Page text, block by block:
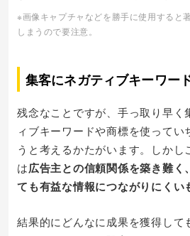
※画像キャプチャなどを勝手に使用すると
しまうので要注意。
集客にネガティブキーワー
残念なことですが、手っ取り早く
ィブキーワードや商標を使って
うと考えるかたがいます。しかし
は広告主との信頼関係を築き難く
ても有益な情報につながりにくい
結果的にどんなに成果を獲得して